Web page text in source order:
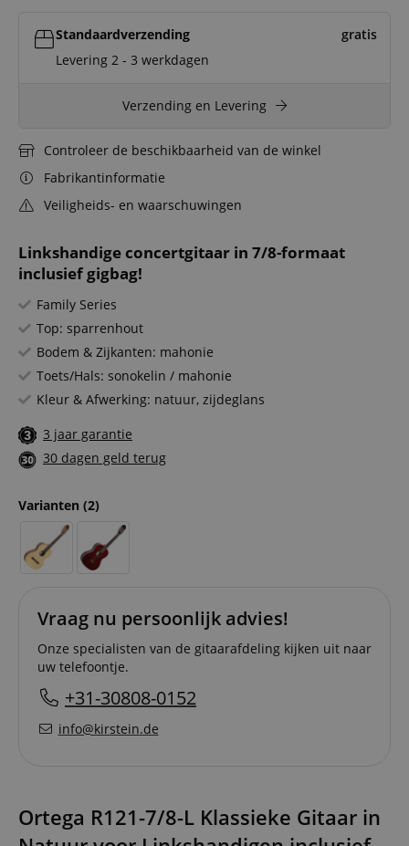
Linkshandige concertgitaar in 7/8-formaat
inclusief gigbag!
Family Series
Top: sparrenhout
Bodem & Zijkanten: mahonie
Toets/Hals: sonokelin / mahonie
Kleur & Afwerking: natuur, zijdeglans
3 jaar garantie
30 dagen geld terug
Varianten (2)
Standaardverzending
gratis
Levering 2 - 3 werkdagen
Verzending en Levering
Controleer de beschikbaarheid van de winkel
Fabrikantinformatie
Veiligheids- en waarschuwingen
Vraag nu persoonlijk advies!
Onze specialisten van de gitaarafdeling kijken uit naar
uw telefoontje.
+31-30808-0152
info@kirstein.de
Ortega R121-7/8-L Klassieke Gitaar in